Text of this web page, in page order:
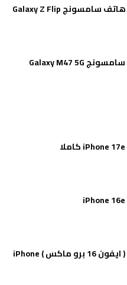
جميع مواصفات هاتف سامسونج Galaxy Z Flip
مواصفات هاتف سامسونج Galaxy M47 5G
مواصفات وسعر ( ايفون 16 برو ماكس ) iPhone